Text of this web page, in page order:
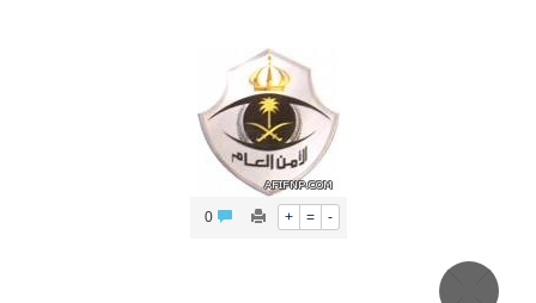
محافظ عفيف يؤدي صلاة عيد الأضحى
+ = -
0